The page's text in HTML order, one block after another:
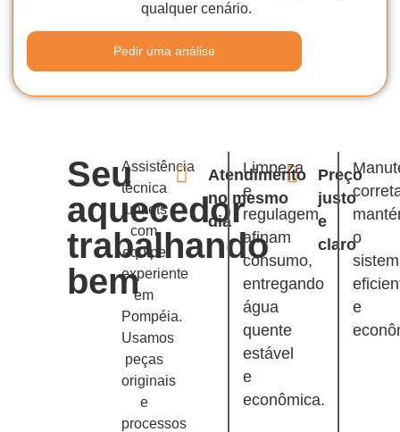
qualquer cenário.
Pedir uma análise
Seu
aquecedor
trabalhando
bem
Assistência
técnica
junkets
com
equipe
experiente
em
Pompéia.
Usamos
peças
originais
e
processos
Atendimento
no mesmo
dia
Preço
justo
e
claro
Limpeza
e
regulagem
afinam
consumo,
entregando
água
quente
estável
e
econômica.
o
e